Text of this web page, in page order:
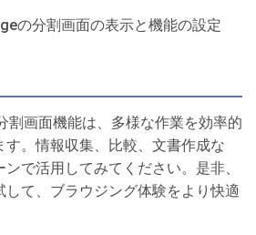
の分割画面の表示と機能の設定
画面機能は、多様な作業を効率的
す。情報収集、比較、文書作成な
で活用してみてください。是非、
して、ブラウジング体験をより快適